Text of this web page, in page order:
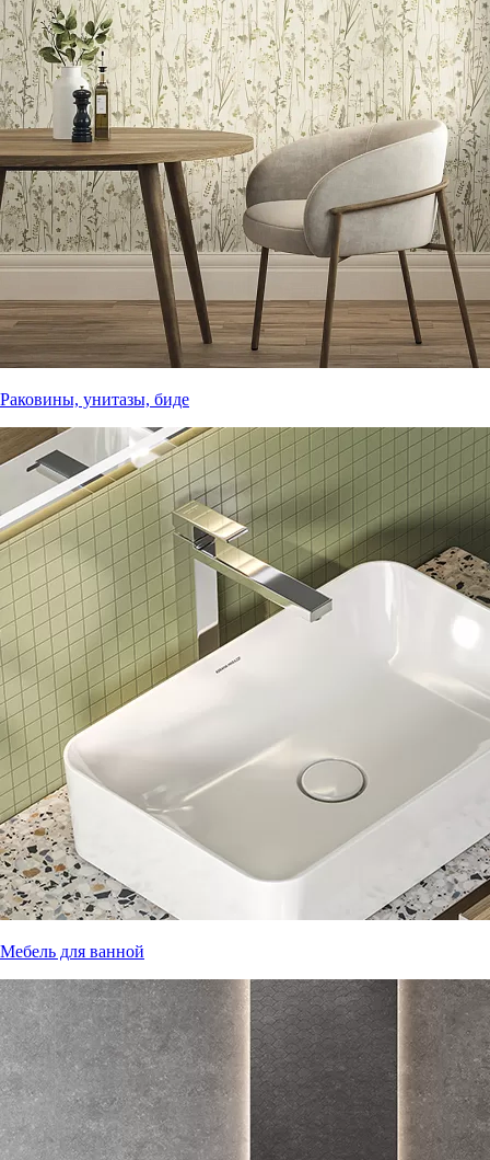
Раковины, унитазы, биде
Мебель для ванной